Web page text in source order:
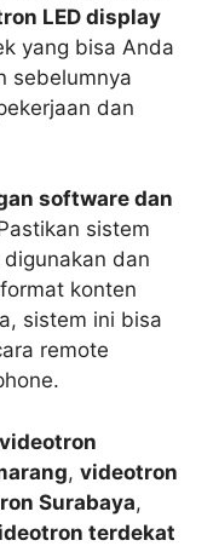
LED display
yang bisa Anda
sebelumnya
dan
software dan
sistem
dan
konten
sistem ini bisa
remote
, videotron
Surabaya,
terdekat